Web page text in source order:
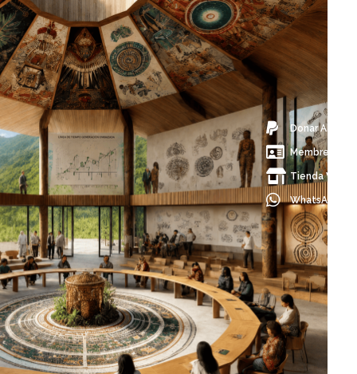
Donar Ahora
Membresía
Tienda Virtual
WhatsApp